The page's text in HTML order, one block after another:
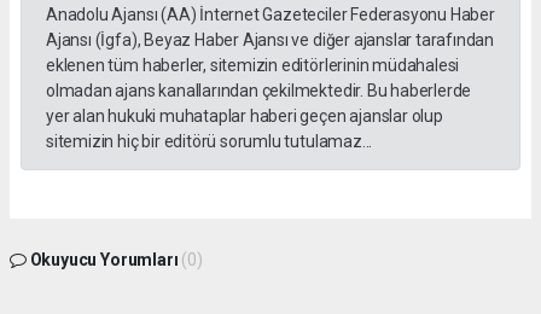
Anadolu Ajansı (AA) İnternet Gazeteciler Federasyonu Haber
Ajansı (İgfa), Beyaz Haber Ajansı ve diğer ajanslar tarafından
eklenen tüm haberler, sitemizin editörlerinin müdahalesi
olmadan ajans kanallarından çekilmektedir. Bu haberlerde
yer alan hukuki muhataplar haberi geçen ajanslar olup
sitemizin hiç bir editörü sorumlu tutulamaz...
Okuyucu Yorumları (0)